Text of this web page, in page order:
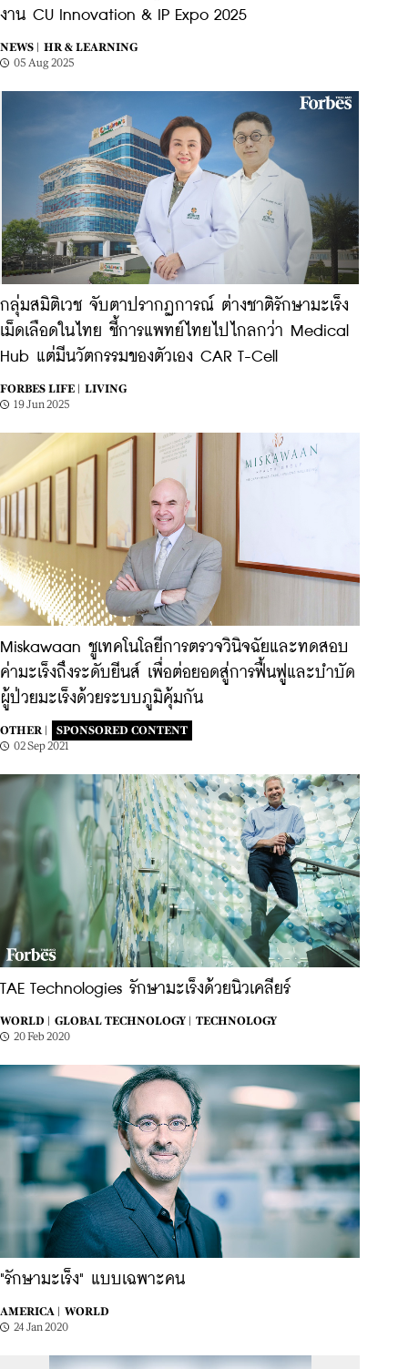
งาน CU Innovation & IP Expo 2025
NEWS |
HR & LEARNING
05 Aug 2025
กลุ่มสมิติเวช จับตาปรากฏการณ์ ต่างชาติรักษามะเร็ง
เม็ดเลือดในไทย ชี้การแพทย์ไทยไปไกลกว่า Medical
Hub แต่มีนวัตกรรมของตัวเอง CAR T-Cell
FORBES LIFE |
LIVING
19 Jun 2025
Miskawaan ชูเทคโนโลยีการตรวจวินิจฉัยและทดสอบ
ค่ามะเร็งถึงระดับยีนส์ เพื่อต่อยอดสู่การฟื้นฟูและบำบัด
ผู้ป่วยมะเร็งด้วยระบบภูมิคุ้มกัน
OTHER |
SPONSORED CONTENT
02 Sep 2021
TAE Technologies รักษามะเร็งด้วยนิวเคลียร์
WORLD | GLOBAL TECHNOLOGY |
TECHNOLOGY
20 Feb 2020
"รักษามะเร็ง" แบบเฉพาะคน
AMERICA |
WORLD
24 Jan 2020